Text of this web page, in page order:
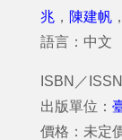
兆 ， 陳建帆 ，
語言：中文
ISBN／ISSN
出版單位：
價格：未定